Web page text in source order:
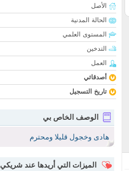
الأصل
الحالة المدنية
المستوى العلمي
التدخين
العمل
أصدقائي
تاريخ التسجيل
الوصف الخاص بي
هادى وخجول قليلا ومحترم
الميزات التي أريدها عند شريكي